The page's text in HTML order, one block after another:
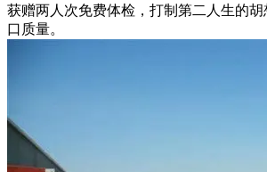
获赠两人次免费体检，打制第二人生的
口质量。